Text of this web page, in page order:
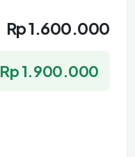
Rp 1.600.000
Rp 1.900.000